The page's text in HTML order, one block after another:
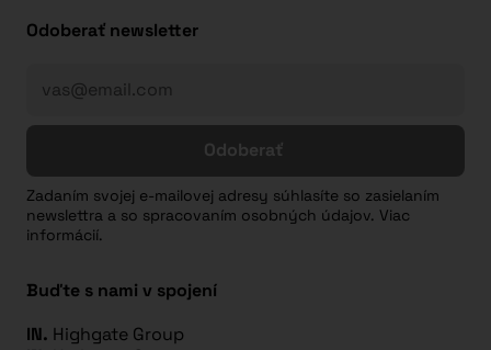
Odoberať newsletter
Odoberať
Zadaním svojej e-mailovej adresy súhlasíte so zasielaním
newslettra a so spracovaním osobných údajov. Viac
informácií.
Buďte s nami v spojení
IN. Highgate Group